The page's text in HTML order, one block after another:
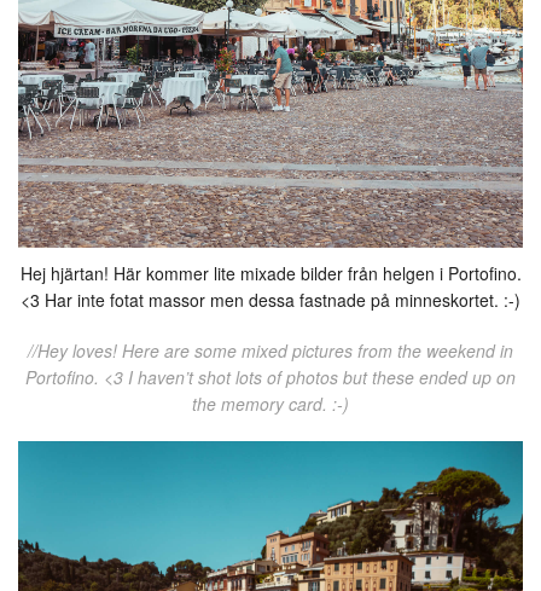
Hej hjärtan! Här kommer lite mixade bilder från helgen i Portofino.
<3 Har inte fotat massor men dessa fastnade på minneskortet. :-)
//Hey loves! Here are some mixed pictures from the weekend in
Portofino. <3 I haven’t shot lots of photos but these ended up on
the memory card. :-)